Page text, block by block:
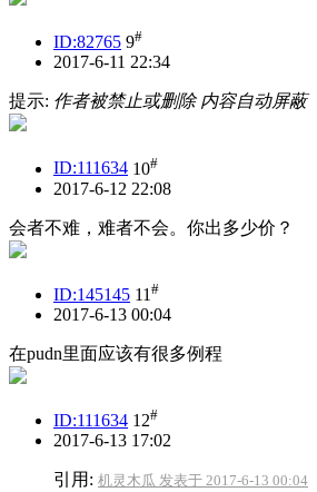
ID:82765 9#
2017-6-11 22:34
提示: 作者被禁止或删除 内容自动屏蔽
ID:111634 10#
2017-6-12 22:08
会者不难，难者不会。你出多少价？
ID:145145 11 #
2017-6-13 00:04
在pudn里面应该有很多例程
ID:111634 12#
2017-6-13 17:02
引用: 机灵木瓜 发表于 2017-6-13 00:04